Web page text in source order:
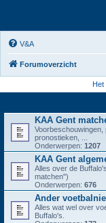
V&A
Forumoverzicht
Het
KAA Gent
Voorbeschouwingen,
pronostieken, ...
Onderwerpen: 1207
KAA Gent
Alles over de
matchen")
Onderwerpen: 676
Ander
Alles wat wel over
Buffalo's.